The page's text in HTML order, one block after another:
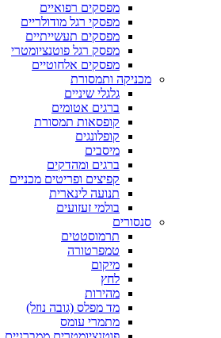
מפסקים רפואיים
מפסקי רגל מודולריים
מפסקים תעשייתיים
מפסק רגל פוטנציומטרי
מפסקים אלחוטיים
מכניקה ותמסורת
גלגלי שיניים
ברגים אטומים
קופסאות תמסורת
קופלונגים
מיסבים
ברגים ומהדקים
קפיצים ופריטים מכניים
תנועה לינארית
בולמי זעזועים
סנסורים
תרמוסטטים
טמפרטורה
מיקום
לחץ
מהירות
מד מפלס (גובה נוזל)
מתמרי עומס